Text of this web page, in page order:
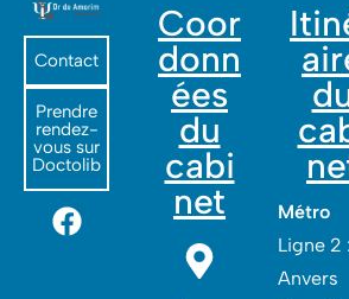
Contact
Prendre
rendez-
vous sur
Doctolib
Coor
donn
ées
du
cabi
net
Métro
Ligne 2 :
Anvers